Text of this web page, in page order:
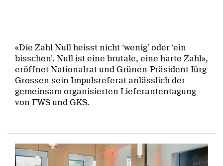
«Die Zahl Null heisst nicht ‘wenig’ oder ‘ein
bisschen’. Null ist eine brutale, eine harte Zahl»,
eröffnet Nationalrat und Grünen-Präsident Jürg
Grossen sein Impulsreferat anlässlich der
gemeinsam organisierten Lieferantentagung
von FWS und GKS.